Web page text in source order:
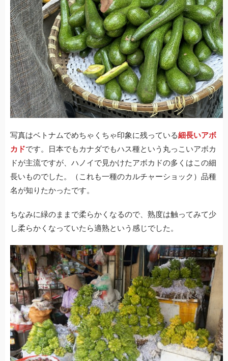
写真はベトナムでめちゃくちゃ印象に残っている細長いアボ
カドです。日本でもカナダでもハス種という丸っこいアボカ
ドが主流ですが、ハノイで見かけたアボカドの多くはこの細
長いものでした。（これも一種のカルチャーショック）品種
名が知りたかったです。
ちなみに緑のままで柔らかくなるので、熟度は触ってみて少
し柔らかくなっていたら適熟という感じでした。